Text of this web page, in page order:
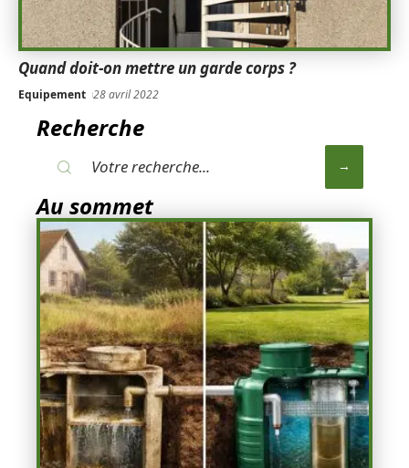
Quand doit-on mettre un garde corps ?
Equipement 28 avril 2022
Recherche
Au sommet